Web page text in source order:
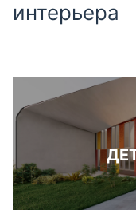
интерьера